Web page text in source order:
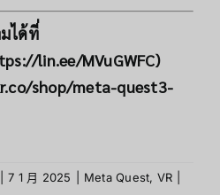
ได้ที่
lin.ee/MVuGWFC)
shop/meta-quest3-
7 1 月 2025 Meta Quest, VR